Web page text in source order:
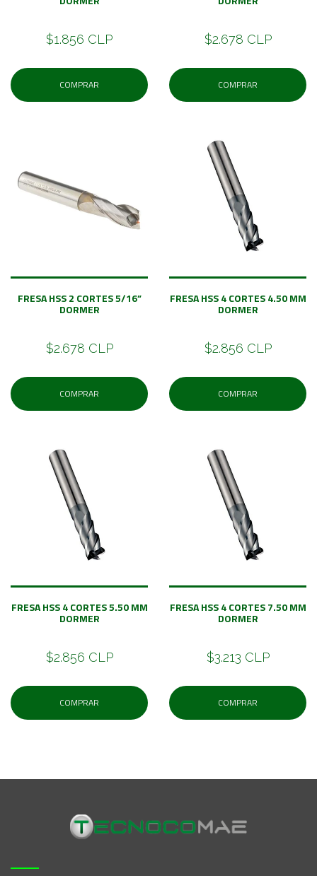
$1.856 CLP
COMPRAR
$2.678 CLP
COMPRAR
FRESA HSS 2 CORTES 5/16”
DORMER
$2.678 CLP
COMPRAR
FRESA HSS 4 CORTES 4.50 MM
DORMER
$2.856 CLP
COMPRAR
FRESA HSS 4 CORTES 5.50 MM
DORMER
$2.856 CLP
COMPRAR
FRESA HSS 4 CORTES 7.50 MM
DORMER
$3.213 CLP
COMPRAR